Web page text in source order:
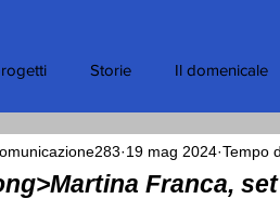
Storie Il domenicale
Franca,
19 mag 2024 Tempo